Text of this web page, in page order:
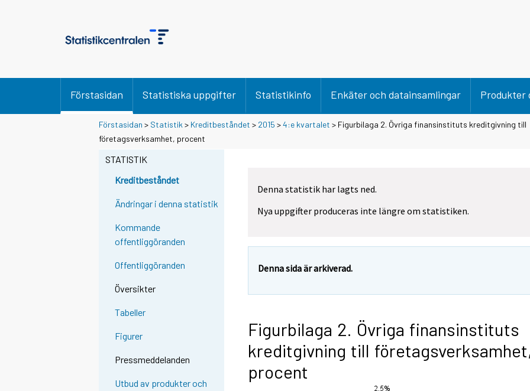
Förstasidan Statistiska uppgifter Statistikinfo Enkäter och datainsamlingar Produkter
Förstasidan > Statistik > Kreditbeståndet > 2015 >4:e kvartalet > Figurbilaga 2. Övriga finansinstituts kreditgivning till
företagsverksamhet, procent
STATISTIK
Kreditbeståndet
Ändringar i denna statistik
Kommande
offentliggöranden
Offentliggöranden
Översikter
Tabeller
Figurer
Pressmeddelanden
Utbud av produkter och
Denna statistik har lagts ned.
Nya uppgifter produceras inte längre om statistiken.
Denna sida är arkiverad.
Figurbilaga 2. Övriga finansinstituts
kreditgivning till
procent